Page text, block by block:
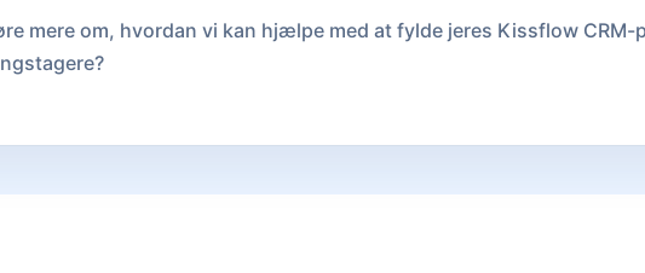
mere om, hvordan vi kan hjælpe med at fylde jeres Kissflow CRM-